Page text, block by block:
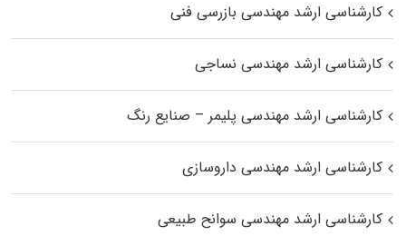
کارشناسی ارشد مهندسی بازرسی فنی
کارشناسی ارشد مهندسی نساجی
کارشناسی ارشد مهندسی پلیمر – صنایع رنگ
کارشناسی ارشد مهندسی داروسازی
کارشناسی ارشد مهندسی سوانح طبیعی